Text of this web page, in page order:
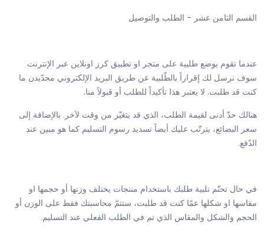
القسم الثامن عشر - الطلب والتوصيل
عندما تقوم بوضع طلبية على متجر او تطبيق كرز اونلاين عبر الإنترنت
سوف نرسل لك إقراراً بالطّلبية عن طريق البريد الإلكتروني محدّيدن ما
كنت قد طلبت. لا يعتبر هذا تأكيداً للطلب أو قبولاً منا.
هنالك حدّ أدنى لقيمة الطلب، الذي قد يتغيّر من وقت لآخر. بالإضافة إلى
سعر البضائع، يترتّب عليك أيضاً تسديد رسوم التسليم كما هو مبين عند
الدّفع.
في حال تحتّم تلبية طلبك باستخدام منتجات يختلف وزنها أو حجمها او
مقاسها او شكلها عمّا كنت قد طلبت، ستتمّ محاسبتك فقط على الوزن أو
الحجم والشكل والمقاس الذي تم في الطلب الفعلي عند التسليم.